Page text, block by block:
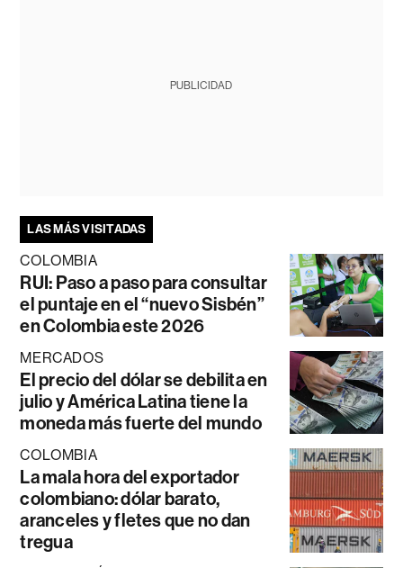
PUBLICIDAD
LAS MÁS VISITADAS
COLOMBIA
RUI: Paso a paso para consultar
el puntaje en el “nuevo Sisbén”
en Colombia este 2026
MERCADOS
El precio del dólar se debilita en
julio y América Latina tiene la
moneda más fuerte del mundo
COLOMBIA
La mala hora del exportador
colombiano: dólar barato,
aranceles y fletes que no dan
tregua